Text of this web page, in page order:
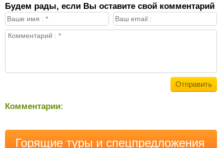
Будем рады, если Вы оставите свой комментарий
Комментарии:
Горящие туры и спецпредложения